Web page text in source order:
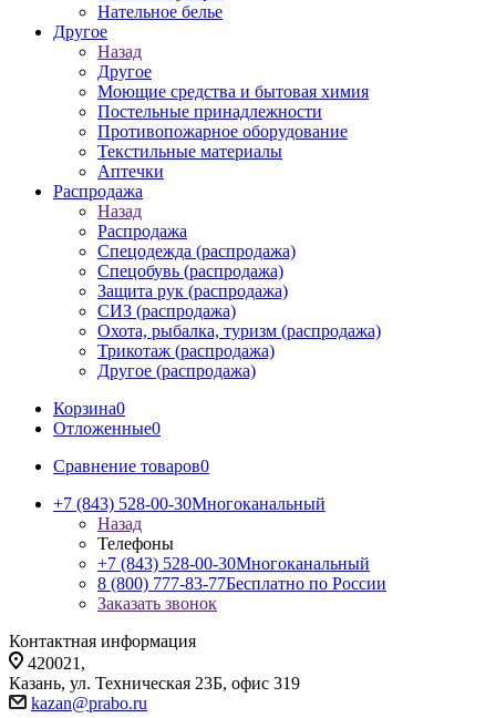
Нательное белье
Другое
Назад
Другое
Моющие средства и бытовая химия
Постельные принадлежности
Противопожарное оборудование
Текстильные материалы
Аптечки
Распродажа
Назад
Распродажа
Спецодежда (распродажа)
Спецобувь (распродажа)
Защита рук (распродажа)
СИЗ (распродажа)
Охота, рыбалка, туризм (распродажа)
Трикотаж (распродажа)
Другое (распродажа)
Корзина0
Отложенные0
Сравнение товаров0
+7 (843) 528-00-30Многоканальный
Назад
Телефоны
+7 (843) 528-00-30Многоканальный
8 (800) 777-83-77Бесплатно по России
Заказать звонок
Контактная информация
420021,
Казань, ул. Техническая 23Б, офис 319
kazan@prabo.ru